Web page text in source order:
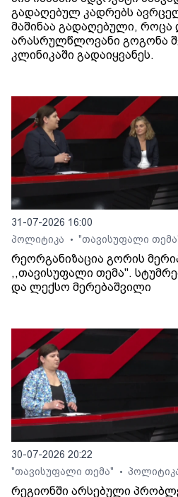
გადაღებულ კადრებს
მაშინაა გადაღებული, როცა
არასრულწლოვანი გოგონა
კლინიკაში გადაიყვანეს.
31-07-2026 16:00
პოლიტიკა
• "თავისუფალი
რეორგანიზაცია გორის
,,თავისუფალი თემა".
და ლექსო მერებაშვილი
30-07-2026 20:22
"თავისუფალი თემა"
•
რეგიონში არსებული